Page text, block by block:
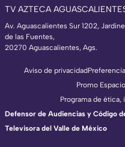
TV AZTECA
Av. Aguascalientes Sur 1202,
de las Fuentes,
20270 Aguascalientes, Ags.
Aviso de privacidad
Promo Espacio
Programa de
Defensor de Audiencias y Código
Televisora del Valle de México